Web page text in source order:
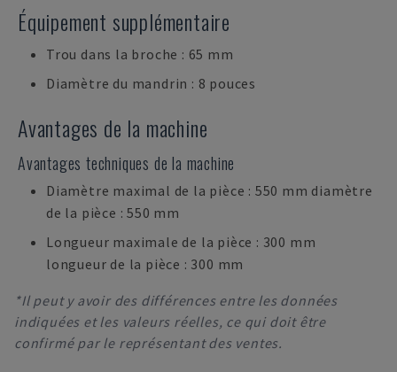
Équipement supplémentaire
Trou dans la broche : 65 mm
Diamètre du mandrin : 8 pouces
Avantages de la machine
Avantages techniques de la machine
Diamètre maximal de la pièce : 550 mm diamètre
de la pièce : 550 mm
Longueur maximale de la pièce : 300 mm
longueur de la pièce : 300 mm
*Il peut y avoir des différences entre les données
indiquées et les valeurs réelles, ce qui doit être
confirmé par le représentant des ventes.